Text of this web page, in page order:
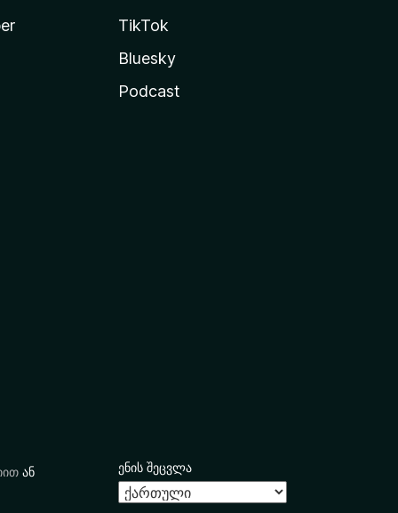
TikTok
Bluesky
Podcast
ან ენის შეცვლა